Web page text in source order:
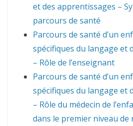
et des apprentissages –
parcours de santé
Parcours de santé d’un
spécifiques du langage et
– Rôle de l’enseignant
Parcours de santé d’un
spécifiques du langage et
– Rôle du médecin de
dans le premier niveau de